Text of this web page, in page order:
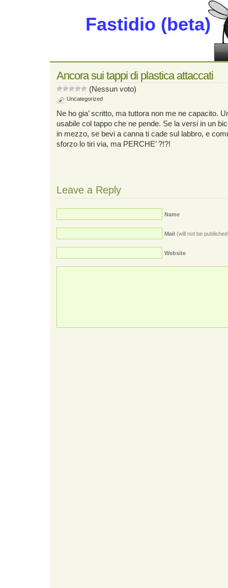
Fastidio (beta)
Ancora sui tappi di plastica attaccati
(Nessun voto)
Uncategorized
Ne ho gia’ scritto, ma tuttora non me ne capacito.
usabile col tappo che ne pende. Se la versi in un
in mezzo, se bevi a canna ti cade sul labbro, e
sforzo lo tiri via, ma PERCHE’ ?!?!
Leave a Reply
Name
Mail (will not be
Website